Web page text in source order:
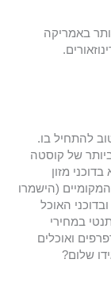
באמריקה
להתחיל בו.
של קוסטה
1821. הוא מלא בדוכני מזון
(הישמרו
האוכל
במחירי
ואוכלים
שלום?